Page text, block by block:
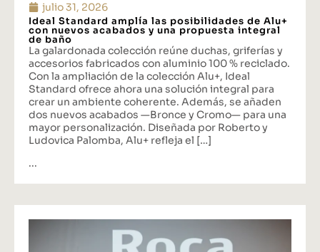
julio 31, 2026
Ideal Standard amplía las posibilidades de Alu+
con nuevos acabados y una propuesta integral
de baño
La galardonada colección reúne duchas, griferías y
accesorios fabricados con aluminio 100 % reciclado.
Con la ampliación de la colección Alu+, Ideal
Standard ofrece ahora una solución integral para
crear un ambiente coherente. Además, se añaden
dos nuevos acabados —Bronce y Cromo— para una
mayor personalización. Diseñada por Roberto y
Ludovica Palomba, Alu+ refleja el […]
...